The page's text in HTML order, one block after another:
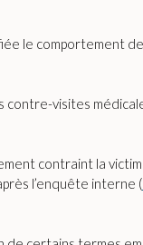
le comportement
visites
contraint la
l’enquête interne (